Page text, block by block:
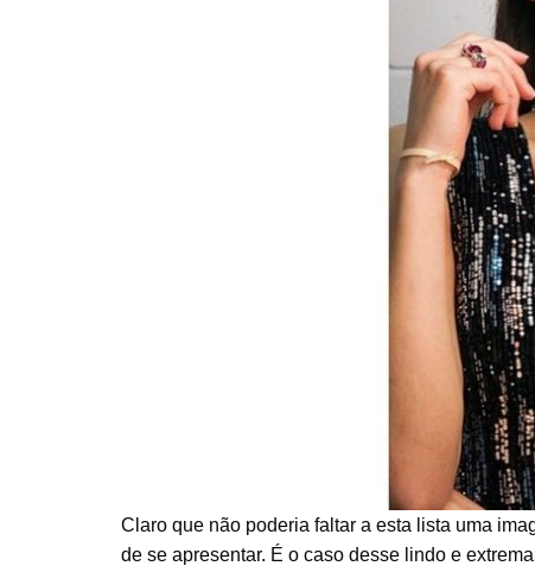
Claro que não poderia faltar a esta lista uma
de se apresentar. É o caso desse lindo e